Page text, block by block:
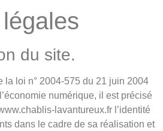
du site.
la loi n° 2004-575 du 21 juin 2004
numérique, il est précisé
lavantureux.fr l’identité
dans le cadre de sa réalisation et